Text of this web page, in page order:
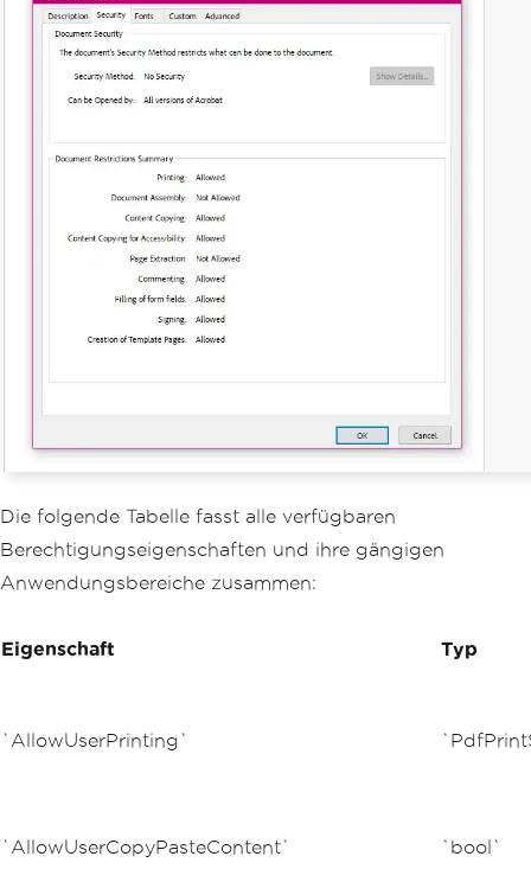
// Disable comment additions
pdf.SecuritySettings
ons
= false;
// Allow form completion while blockin
// Save with all restrictions
pdf.SaveAs("contract-restricted.pdf"
Die folgende Tabelle fasst alle verfügbaren
Berechtigungseigenschaften und ihre gängigen
Anwendungsbereiche zusammen:
Eigenschaft Typ
`AllowUserPrinting`
`AllowUserCopyPasteContent` `bool`